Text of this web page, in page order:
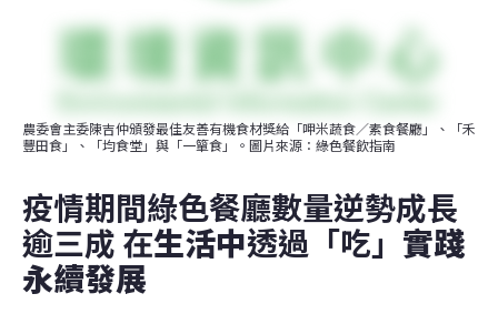
農委會主委陳吉仲頒發最佳友善有機食材獎給「呷米蔬食／素食餐廳」、「禾
豐田食」、「均食堂」與「一簞食」。圖片來源：綠色餐飲指南
疫情期間綠色餐廳數量逆勢成長
逾三成 在生活中透過「吃」 實踐
永續發展